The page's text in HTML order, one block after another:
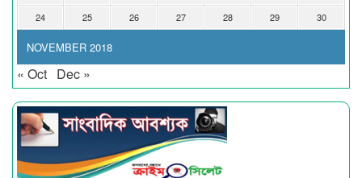
NOVEMBER 2018
24
25 26 27 28 29 30
« Oct Dec »